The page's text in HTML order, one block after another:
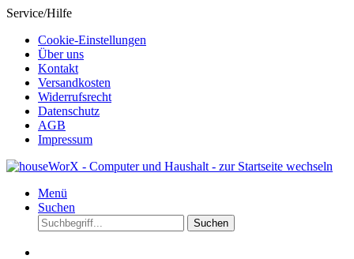
Service/Hilfe
Cookie-Einstellungen
Über uns
Kontakt
Versandkosten
Widerrufsrecht
Datenschutz
AGB
Impressum
Menü
Suchen
Suchen